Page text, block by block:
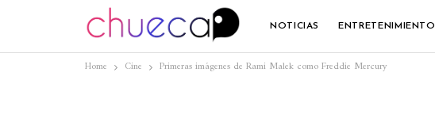
NOTICIAS ENTRETENIMIENTO
Home Cine Primeras imágenes de Rami Malek como Freddie Mercury